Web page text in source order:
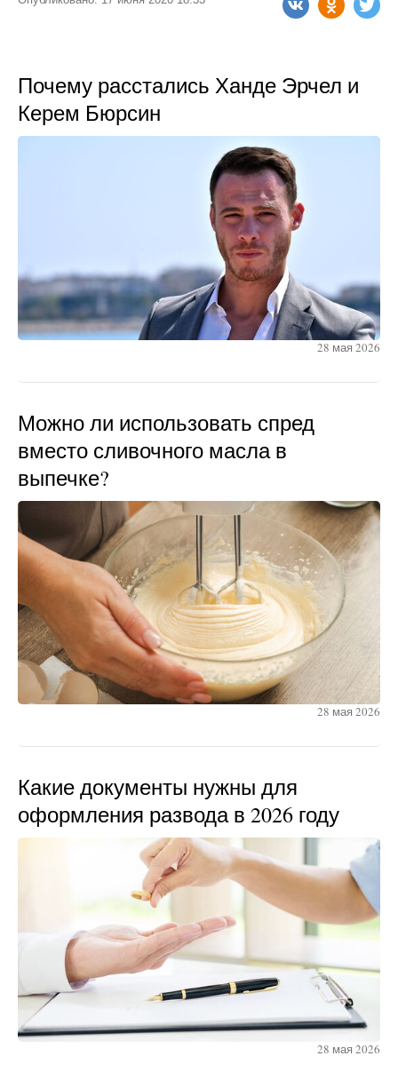
Почему расстались Ханде Эрчел и
Керем Бюрсин
28 мая 2026
Можно ли использовать спред
вместо сливочного масла в
выпечке?
28 мая 2026
Какие документы нужны для
оформления развода в 2026 году
28 мая 2026